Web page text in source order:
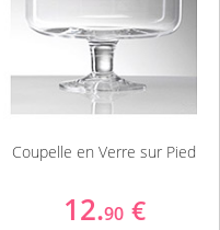
Coupelle en Verre sur Pied
12.90 €